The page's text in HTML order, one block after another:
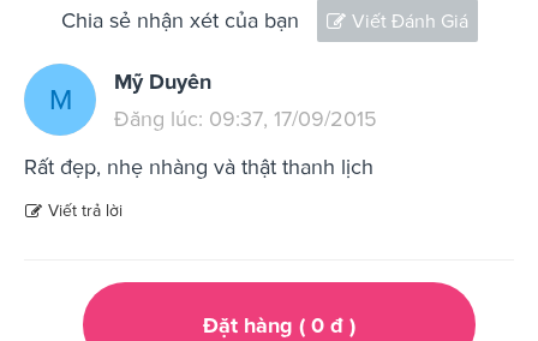
Chia sẻ nhận xét của bạn Viết Đánh Giá
M
Mỹ Duyên
Đăng lúc: 09:37, 17/09/2015
Rất đẹp, nhẹ nhàng và thật thanh lịch
Viết trả lời
Đặt hàng ( 0đ )